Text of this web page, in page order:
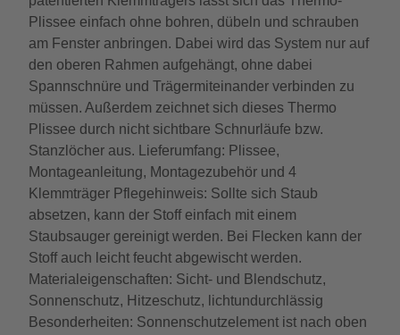
Plissee einfach ohne bohren, dübeln und schrauben
am Fenster anbringen. Dabei wird das System nur auf
den oberen Rahmen aufgehängt, ohne dabei
Spannschnüre und Trägermiteinander verbinden zu
müssen. Außerdem zeichnet sich dieses Thermo
Plissee durch nicht sichtbare Schnurläufe bzw.
Stanzlöcher aus. Lieferumfang: Plissee,
Montageanleitung, Montagezubehör und 4
Klemmträger Pflegehinweis: Sollte sich Staub
absetzen, kann der Stoff einfach mit einem
Staubsauger gereinigt werden. Bei Flecken kann der
Stoff auch leicht feucht abgewischt werden.
Materialeigenschaften: Sicht- und Blendschutz,
Sonnenschutz, Hitzeschutz, lichtundurchlässig
Besonderheiten: Sonnenschutzelement ist nach oben